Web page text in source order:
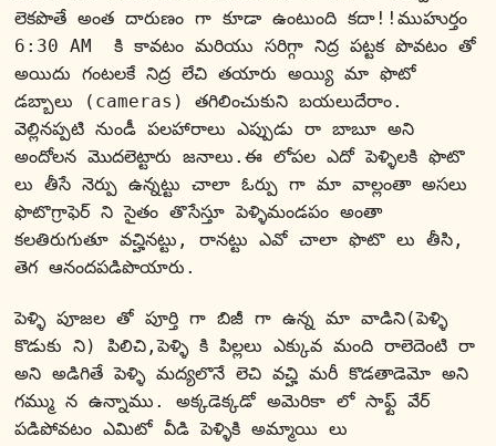
లెకపొతే అంత దారుణం గా కూడా ఉంటుంది కదా!!ముహుర్తం
6:30 AM  కి కావటం మరియు సరిగ్గా నిద్ర పట్టక పొవటం తో
అయిదు గంటలకే నిద్ర లేచి తయారు అయ్యి మా ఫొటో
డబ్బాలు (cameras) తగిలించుకుని బయలుదేరాం.
వెల్లినప్పటి నుండీ పలహారాలు ఎప్పుడు రా బాబూ అని
అందోలన మొదలెట్టారు జనాలు.ఈ లోపల ఎదో పెళ్ళిలకి ఫొటొ
లు తీసే నెర్పు ఉన్నట్టు చాలా ఓర్పు గా మా వాల్లంతా అసలు
ఫొటొగ్రాఫెర్ ని సైతం తొసేస్తూ పెళ్ళిమండపం అంతా
కలతిరుగుతూ వచ్హినట్టు, రానట్టు ఎవో చాలా ఫొటొ లు తీసి,
తెగ ఆనందపడిపొయారు.
పెళ్ళి పూజల తో పూర్తి గా బిజీ గా ఉన్న మా వాడిని(పెళ్ళి
కొడుకు ని) పిలిచి,పెళ్ళి కి పిల్లలు ఎక్కువ మంది రాలెదెంటి రా
అని అడిగితే పెళ్ళి మద్యలొనే లెచి వచ్హి మరీ కొడతాడెమో అని
గమ్ము న ఉన్నాము. అక్కడెక్కడో అమెరికా లో సాఫ్ట్ వేర్
పడిపోవటం ఎమిటో వీడి పెళ్ళికి అమ్మాయి లు